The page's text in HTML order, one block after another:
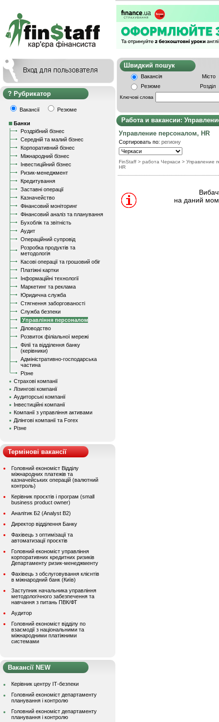
Рубрикатор
Вакансії Резюме
Банки
Роздрібний бізнес
Середній та малий бізнес
Корпоративний бізнес
Міжнародний бізнес
Інвестиційний бізнес
Ризик-менеджмент
Кредитування
Заставні операції
Казначейство
Фінансовий моніторинг
Фінансовий аналіз та планування
Бухоблік та звітність
Аудит
Операційний супровід
Розробка продуктів та
методологія
Касові операції та грошовий обіг
Платіжні картки
Інформаційні технології
Маркетинг та реклама
Юридична служба
Стягнення заборгованості
Служба безпеки
Управління персоналом
Діловодство
Розвиток філіальної мережі
Філії та відділення банку
(керівники)
Адміністративно-господарська
частина
Різне
Страхові компанії
Лізингові компанії
Аудиторські компанії
Інвестиційні компанії
Компанії з управління активами
Ділінгові компанії та Forex
Різне
Термінові вакансії
Головний економіст Відділу
міжнародних платежів та
казначейських операцій (валютний
контроль)
Керівник проєктів і програм (small
business product owner)
Аналітик Б2 (Analyst B2)
Директор відділення Банку
Фахівець з оптимізації та
автоматизації проєктів
Головний економіст управління
корпоративних кредитних ризиків
Департаменту ризик-менеджменту
Фахівець з обслуговування клієнтів
в міжнародний банк (Київ)
Заступник начальника управління
методологічного забезпечення та
навчання з питань ПВК/ФТ
Аудитор
Головний економіст відділу по
взаємодії з національними та
міжнародними платіжними
системами
Вакансії NEW
Керівник центру ІТ-безпеки
Головний економіст департаменту
планування і контролю
Головний економіст департаменту
планування і контролю
Швидкий
Вакансія
Місто
Резюме
Розділ
Ключові слова
Работа и вакансии:
Управление персоналом, HR
Сортировать по: региону
FinStaff > работа Черкаси > Управление
HR
на даний